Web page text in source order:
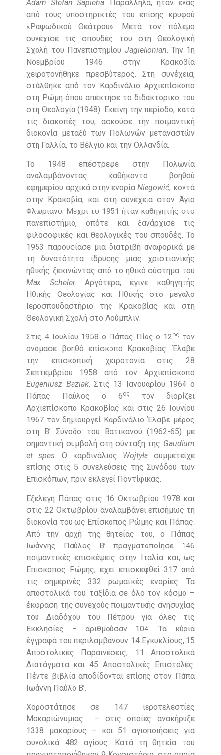
Adam Stefan Sapieha . Παράλληλα, ήταν ένας
από τους υποστηρικτές του επίσης κρυφού
«Ραψωδικού Θεάτρου». Μετά τον πόλεμο
συνέχισε τις σπουδές του στη Θεολογική
Σχολή του Πανεπιστημίου Jagiellonian . Την 1η
Νοεμβρίου 1946 στην Κρακοβία
χειροτονήθηκε πρεσβύτερος. Στη συνέχεια,
στάλθηκε από τον Καρδινάλιο Αρχιεπίσκοπο
στη Ρώμη όπου απέκτησε το διδακτορικό του
στη Θεολογία (1948). Εκείνη την περίοδο, κατά
τις διακοπές του, ασκούσε την ποιμαντική
διακονία μεταξύ των Πολωνών μεταναστών
στη Γαλλία, το Βέλγιο και την Ολλανδία.
Το 1948 επέστρεψε στην Πολωνία
αναλαμβάνοντας καθήκοντα βοηθού
εφημερίου αρχικά στην ενορίαNiegowić, κοντά
στην Κρακοβία, και στη συνέχεια στον Άγιο
Φλωριανό. Μέχρι το 1951 ήταν καθηγητής στο
πανεπιστήμιο, οπότε και ξανάρχισε τις
φιλοσοφικές και θεολογικές του σπουδές. Το
1953 παρουσίασε μια διατριβή αναφορικά με
τη δυνατότητα ίδρυσης μιας χριστιανικής
ηθικής ξεκινώντας από το ηθικό σύστημα του
Max Scheler. Αργότερα, έγινε καθηγητής
Ηθικής Θεολογίας και Ηθικής στο μεγάλο
Ιεροσπουδαστήριο της Κρακοβίας και στη
Θεολογική Σχολή στο Λούμπλιν.
Στις 4 Ιουλίου 1958 ο Πάπας Πίος ο 12ος τον
ονόμασε βοηθό επίσκοπο Κρακοβίας. Έλαβε
την επισκοπική χειροτονία στις 28
Σεπτεμβρίου 1958 από τον Αρχιεπίσκοπο
Eugeniusz Baziak. Στις 13 Ιανουαρίου 1964 ο
Πάπας Παύλος ο 6ος
τον διορίζει
Αρχιεπίσκοπο Κρακοβίας και στις 26 Ιουνίου
1967 τον δημιουργεί Καρδινάλιο. Έλαβε μέρος
στη Β’ Σύνοδο του Βατικανού (1962-65) με
σημαντική συμβολή στη σύνταξη της Gaudium
et spes. Ο καρδινάλιος Wojtyła συμμετείχε
επίσης στις 5 συνελεύσεις της Συνόδου των
Επισκόπων, πριν εκλεγεί Ποντίφικας.
Εξελέγη Πάπας στις 16 Οκτωβρίου 1978 και
στις 22 Οκτωβρίου αναλαμβάνει επισήμως τη
διακονία του ως Επίσκοπος Ρώμης και Πάπας.
Από την αρχή της θητείας του, ο Πάπας
Ιωάννης Παύλος Β’ πραγματοποίησε 146
ποιμαντικές επισκέψεις στην Ιταλία και, ως
Επίσκοπος Ρώμης, έχει επισκεφθεί 317 από
τις σημερινές 332 ρωμαϊκές ενορίες. Τα
αποστολικά του ταξίδια σε όλο τον κόσμο –
έκφραση της συνεχούς ποιμαντικής ανησυχίας
του Διαδόχου του Πέτρου για όλες τις
Εκκλησίες – αριθμούσαν 104. Τα κύρια
έγγραφά του περιλαμβάνουν 14 Εγκυκλίους, 15
Αποστολικές Παραινέσεις, 11 Αποστολικά
Διατάγματα και 45 Αποστολικές Επιστολές.
Πέντε βιβλία αποδίδονται επίσης στον Πάπα
Ιωάννη Παύλο Β’.
Χοροστάτησε σε 147 ιεροτελεστίες
Μακαριώνυμιας – στις οποίες ανακήρυξε
1338 μακαρίους – και 51 αγιοποιήσεις για
συνολικά 482 αγίους. Κατά τη θητεία του